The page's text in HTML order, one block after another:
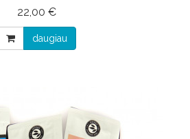
22,00 €
daugiau